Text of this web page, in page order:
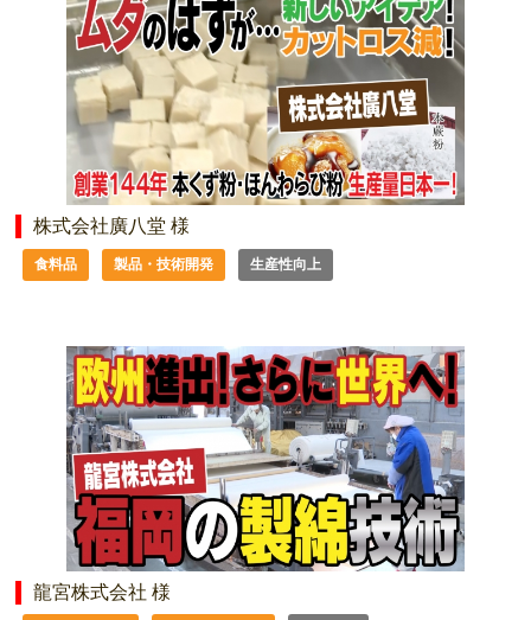
株式会社廣八堂 様
食料品 製品・技術開発 生産性向上
龍宮株式会社 様